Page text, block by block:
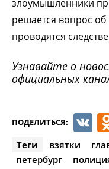
злоумышленники
решается вопрос
проводятся
Узнавайте о
официальных
ПОДЕЛИТЬСЯ:
Теги взятки
петербург